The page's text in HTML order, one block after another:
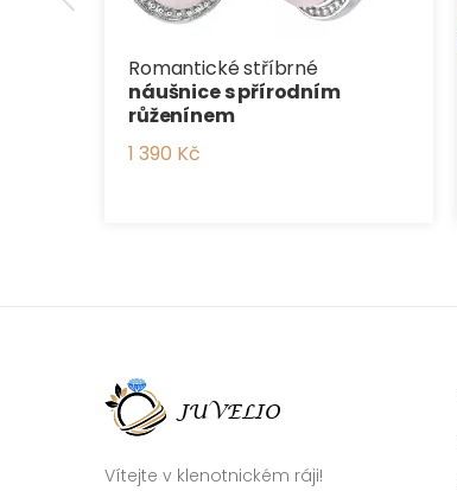
Romantické stříbrné
náušnice s přírodním
růženínem
1 390 Kč
Vítejte v klenotnickém ráji!